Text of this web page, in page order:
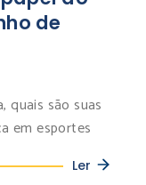
de
quais são suas
em esportes
Ler